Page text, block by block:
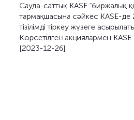
Сауда-саттық KASE "биржалық
тармақшасына сәйкес KASE-де
тізілімді тіркеу жүзеге
Көрсетілген акциялармен
[2023-12-26]